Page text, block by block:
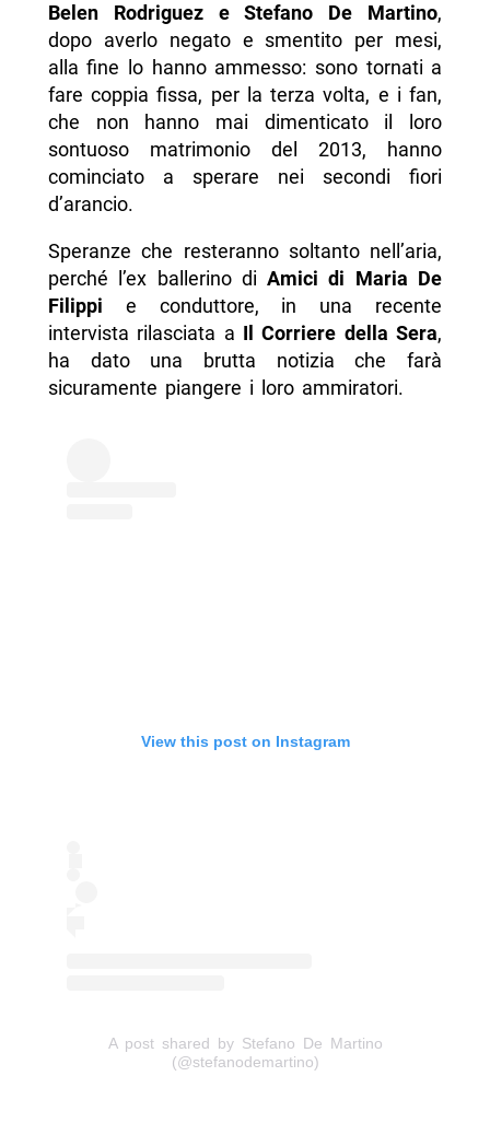
Belen Rodriguez e Stefano De Martino,
dopo averlo negato e smentito per mesi,
alla fine lo hanno ammesso: sono tornati a
fare coppia fissa, per la terza volta, e i fan,
che non hanno mai dimenticato il loro
sontuoso matrimonio del 2013, hanno
cominciato a sperare nei secondi fiori
d’arancio.
Speranze che resteranno soltanto nell’aria,
perché l’ex ballerino diAmici di Maria De
Filippi e conduttore, in una recente
intervista rilasciata a Il Corriere della Sera,
ha dato una brutta notizia che farà
sicuramente piangere i loro ammiratori.
View this post on Instagram
A post shared by Stefano De Martino
(@stefanodemartino)